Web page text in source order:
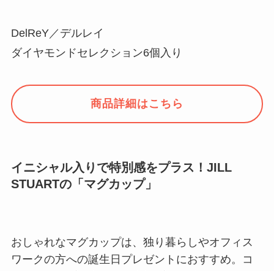
DelReY／デルレイ
ダイヤモンドセレクション6個入り
商品詳細はこちら
イニシャル入りで特別感をプラス！JILL
STUARTの「マグカップ」
おしゃれなマグカップは、独り暮らしやオフィス
ワークの方への誕生日プレゼントにおすすめ。コ